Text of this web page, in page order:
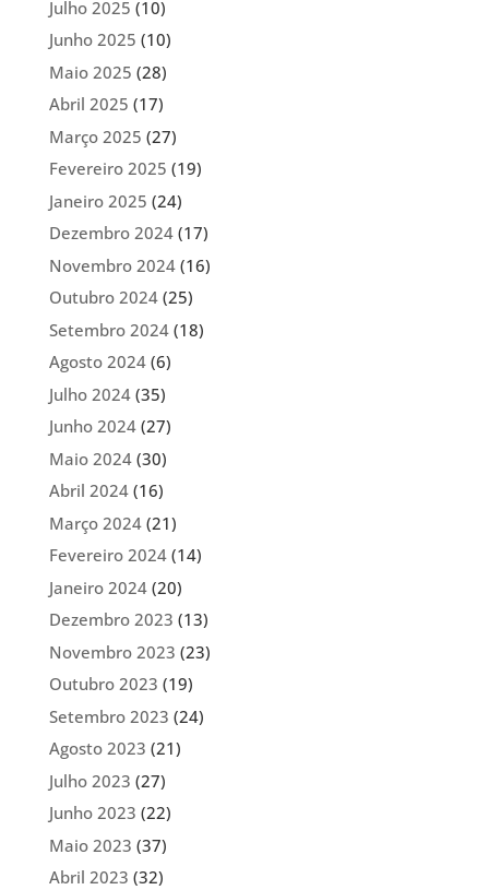
Julho 2025 (10)
Junho 2025 (10)
Maio 2025 (28)
Abril 2025 (17)
Março 2025 (27)
Fevereiro 2025 (19)
Janeiro 2025 (24)
Dezembro 2024(17)
Novembro 2024(16)
Outubro 2024(25)
Setembro 2024(18)
Agosto 2024(6)
Julho 2024(35)
Junho 2024(27)
Maio 2024(30)
Abril 2024(16)
Março 2024(21)
Fevereiro 2024(14)
Janeiro 2024(20)
Dezembro 2023 (13)
Novembro 2023 (23)
Outubro 2023 (19)
Setembro 2023 (24)
Agosto 2023 (21)
Julho 2023 (27)
Junho 2023 (22)
Maio 2023 (37)
Abril 2023 (32)